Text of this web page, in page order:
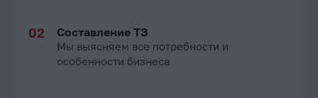
Составление ТЗ
Мы выясняем все потребности и
особенности бизнеса